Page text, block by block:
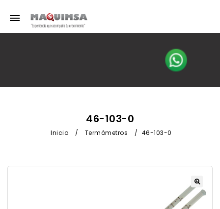
46-103-0
Inicio / Termómetros / 46-103-0